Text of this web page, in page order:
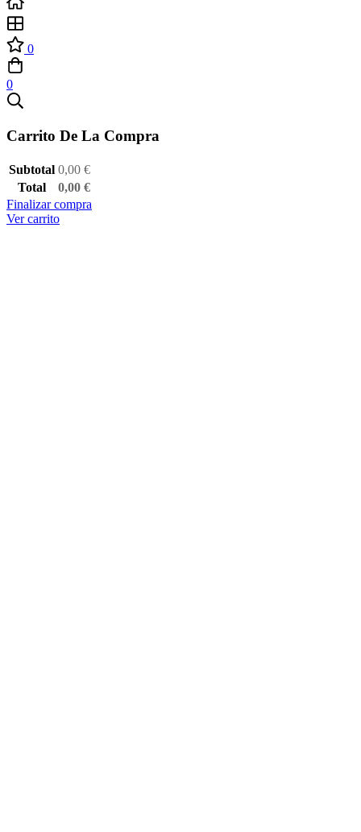
0
0
Carrito De La Compra
Subtotal 0,00 €
Total
0,00 €
Finalizar compra
Ver carrito